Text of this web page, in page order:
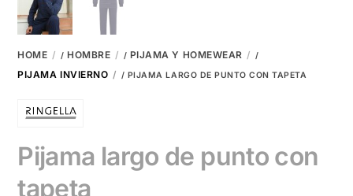
HOME / HOMBRE / PIJAMA Y HOMEWEAR /
PIJAMA INVIERNO / PIJAMA LARGO DE PUNTO CON TAPETA
Pijama largo de punto con
tapeta